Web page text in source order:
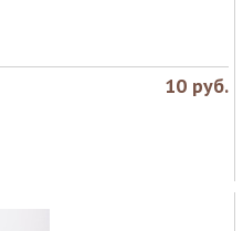
10 руб.